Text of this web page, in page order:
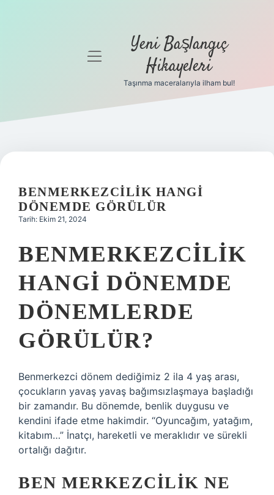
Gizlilik
Hakkımızda
menüyü
Yeni Başlangıç
Hikayeleri
Taşınma maceralarıyla ilham bul!
BENMERKEZCILIK HANGI
DÖNEMDE GÖRÜLÜR
Tarih: Ekim 21, 2024
BENMERKEZCILIK
HANGI DÖNEMDE
DÖNEMLERDE
GÖRÜLÜR?
Benmerkezci dönem dediğimiz 2 ila 4 yaş arası,
çocukların yavaş yavaş bağımsızlaşmaya başladığı
bir zamandır. Bu dönemde, benlik duygusu ve
kendini ifade etme hakimdir. “Oyuncağım, yatağım,
kitabım…” İnatçı, hareketli ve meraklıdır ve sürekli
ortalığı dağıtır.
BEN MERKEZCILIK NE